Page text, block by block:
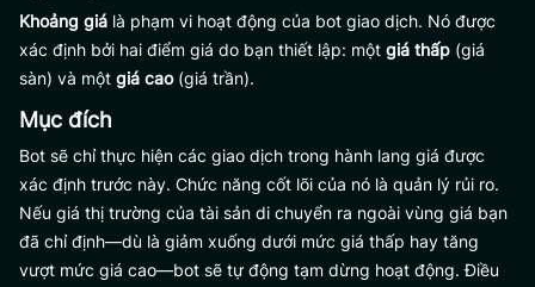
Khoảng giá là phạm vi hoạt động của bot giao dịch. Nó được
xác định bởi hai điểm giá do bạn thiết lập: một giá thấp (giá
sàn) và một giá cao(giá trần).
Mục đích
Bot sẽ chỉ thực hiện các giao dịch trong hành lang giá được
xác định trước này. Chức năng cốt lõi của nó là quản lý rủi ro.
Nếu giá thị trường của tài sản di chuyển ra ngoài vùng giá bạn
đã chỉ định—dù là giảm xuống dưới mức giá thấp hay tăng
vượt mức giá cao—bot sẽ tự động tạm dừng hoạt động. Điều